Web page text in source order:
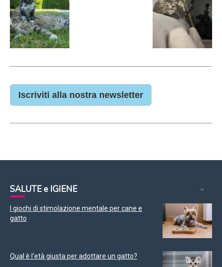
Iscriviti alla nostra newsletter
SALUTE e IGIENE
I giochi di stimolazione mentale per cane e
gatto
Qual è l’età giusta per adottare un gatto?